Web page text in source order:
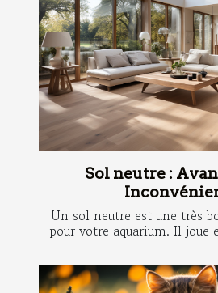
Sol neutre :
Un sol neutre est une très
pour votre aquarium. Il joue